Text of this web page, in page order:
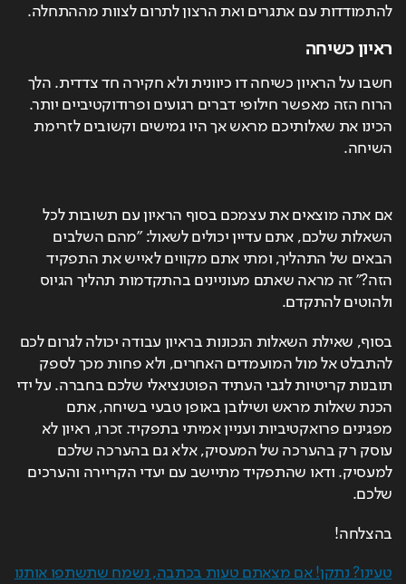
להתמודדות עם אתגרים ואת הרצון לתרום לצוות מההתחלה.
ראיון כשיחה
חשבו על הראיון כשיחה דו כיוונית ולא חקירה חד צדדית. הלך
הרוח הזה מאפשר חילופי דברים רגועים ופרודוקטיביים יותר.
הכינו את שאלותיכם מראש אך היו גמישים וקשובים לזרימת
השיחה.
אם אתה מוצאים את עצמכם בסוף הראיון עם תשובות לכל
השאלות שלכם, אתם עדיין יכולים לשאול: "מהם השלבים
הבאים של התהליך, ומתי אתם מקווים לאייש את התפקיד
הזה?" זה מראה שאתם מעוניינים בהתקדמות תהליך הגיוס
ולהוטים להתקדם.
בסוף, שאילת השאלות הנכונות בראיון עבודה יכולה לגרום לכם
להתבלט אל מול המועמדים האחרים, ולא פחות מכך לספק
תובנות קריטיות לגבי העתיד הפוטנציאלי שלכם בחברה. על ידי
הכנת שאלות מראש ושילובן באופן טבעי בשיחה, אתם
מפגינים פרואקטיביות ועניין אמיתי בתפקיד. זכרו, ראיון לא
עוסק רק בהערכה של המעסיק, אלא גם בהערכה שלכם
למעסיק. ודאו שהתפקיד מתיישב עם יעדי הקריירה והערכים
שלכם.
בהצלחה!
טעינו? נתקן! אם מצאתם טעות בכתבה, נשמח שתשתפו אותנו